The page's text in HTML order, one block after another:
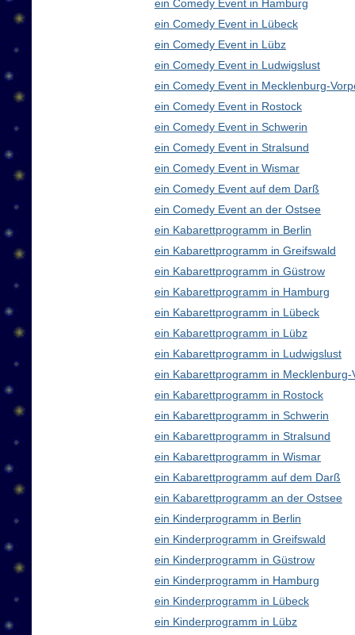
ein Comedy Event in Hamburg
ein Comedy Event in Lübeck
ein Comedy Event in Lübz
ein Comedy Event in Ludwigslust
ein Comedy Event in Mecklenburg-
ein Comedy Event in Rostock
ein Comedy Event in Schwerin
ein Comedy Event in Stralsund
ein Comedy Event in Wismar
ein Comedy Event auf dem Darß
ein Comedy Event an der Ostsee
ein Kabarettprogramm in Berlin
ein Kabarettprogramm in Greifswald
ein Kabarettprogramm in Güstrow
ein Kabarettprogramm in Hamburg
ein Kabarettprogramm in Lübeck
ein Kabarettprogramm in Lübz
ein Kabarettprogramm in Ludwigslust
ein Kabarettprogramm in
ein Kabarettprogramm in Rostock
ein Kabarettprogramm in Schwerin
ein Kabarettprogramm in Stralsund
ein Kabarettprogramm in Wismar
ein Kabarettprogramm auf dem Darß
ein Kabarettprogramm an der Ostsee
ein Kinderprogramm in Berlin
ein Kinderprogramm in Greifswald
ein Kinderprogramm in Güstrow
ein Kinderprogramm in Hamburg
ein Kinderprogramm in Lübeck
ein Kinderprogramm in Lübz